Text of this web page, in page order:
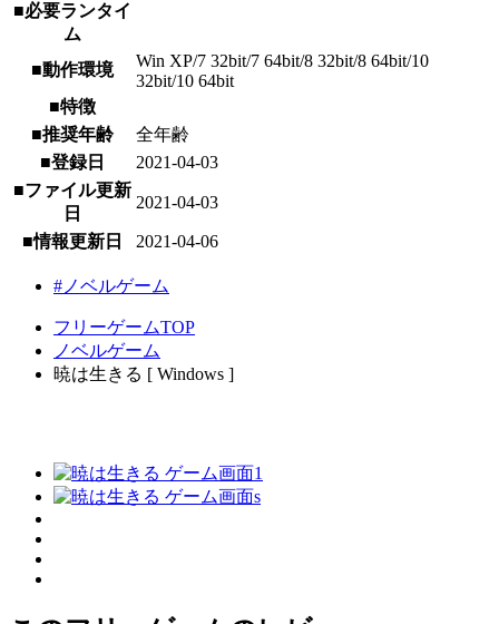
■必要ランタイ
ム
■動作環境
Win XP/7 32bit/7 64bit/8 32bit/8 64bit/10
32bit/10 64bit
■特徴
■推奨年齢
全年齢
■登録日
2021-04-03
■ファイル更新
日
2021-04-03
■情報更新日 2021-04-06
#ノベルゲーム
フリーゲームTOP
ノベルゲーム
暁は生きる [ Windows ]